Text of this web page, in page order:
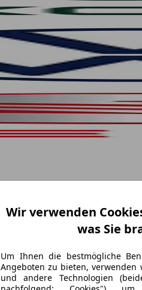
Wir verwenden
was Sie
Um Ihnen die bestmögliche
Angeboten zu bieten,
und andere Technologien